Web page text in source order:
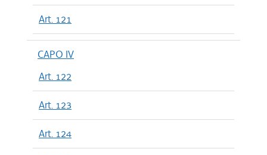
Art. 121
CAPO IV
Art. 122
Art. 123
Art. 124